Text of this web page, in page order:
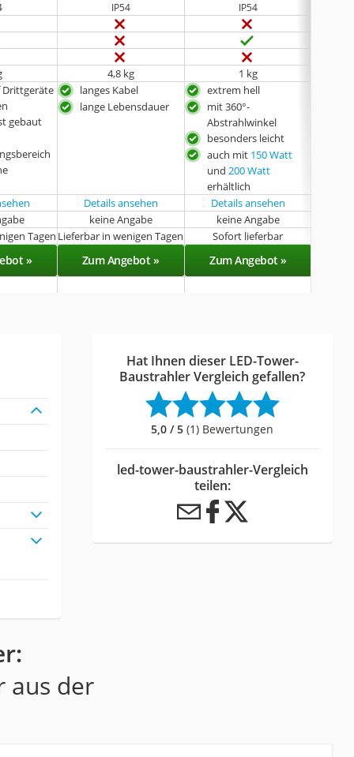
IP54 IP54
4,8 kg 1 kg
Drittgeräte
gebaut
langes Kabel
lange Lebensdauer
extrem hell
mit 360°-
Abstrahlwinkel
besonders leicht
auch mit 150 Watt
und 200 Watt
erhältlich
Details ansehen
Details ansehen
keine Angabe
keine Angabe
Tagen Lieferbar in wenigen Tagen Sofort lieferbar
» Zum Angebot » Zum Angebot »
Hat Ihnen dieser LED-Tower-
Baustrahler Vergleich gefallen?
5,0 / 5 (1) Bewertungen
led-tower-baustrahler-Vergleich
teilen:
aus der